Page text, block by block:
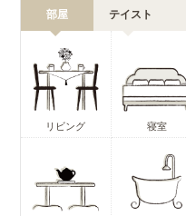
部屋 テイスト
リビング 寝室